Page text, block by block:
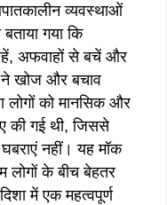
व्यवस्थाओं
गया कि
अफवाहों से बचें और
ने खोज और बचाव
लोगों को मानसिक और
की गई थी, जिससे
नहीं। यह मॉक
के बीच बेहतर
में एक महत्वपूर्ण